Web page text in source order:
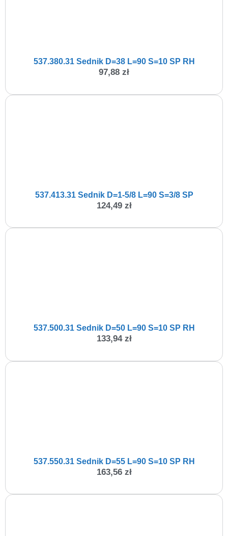
537.380.31 Sednik D=38 L=90 S=10 SP RH
97,88 zł
537.413.31 Sednik D=1-5/8 L=90 S=3/8 SP
124,49 zł
537.500.31 Sednik D=50 L=90 S=10 SP RH
133,94 zł
537.550.31 Sednik D=55 L=90 S=10 SP RH
163,56 zł